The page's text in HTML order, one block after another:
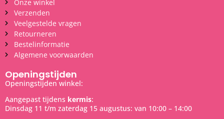
Onze winkel
Verzenden
Veelgestelde vragen
Retourneren
Bestelinformatie
Algemene voorwaarden
Openingstijden
Openingstijden winkel:
Aangepast tijdens kermis:
Dinsdag 11 t/m zaterdag 15 augustus: van 10:00 – 14:00